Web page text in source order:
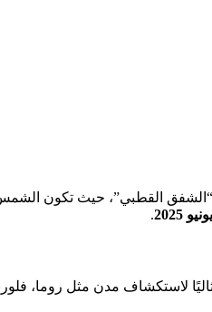
“الشفق القطبي”، حيث تكون
.
لاستكشاف مدن مثل روما،